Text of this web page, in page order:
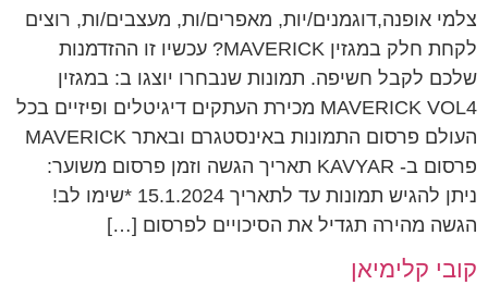
צלמי אופנה,דוגמנים/יות, מאפרים/ות, מעצבים/ות, רוצים
לקחת חלק במגזין MAVERICK? עכשיו זו ההזדמנות
שלכם לקבל חשיפה. תמונות שנבחרו יוצגו ב: במגזין
MAVERICK VOL4 מכירת העתקים דיגיטלים ופיזיים בכל
העולם פרסום התמונות באינסטגרם ובאתר MAVERICK
פרסום ב- KAVYAR תאריך הגשה וזמן פרסום משוער:
ניתן להגיש תמונות עד לתאריך 15.1.2024 *שימו לב!
הגשה מהירה תגדיל את הסיכויים לפרסום […]
קובי קלימיאן